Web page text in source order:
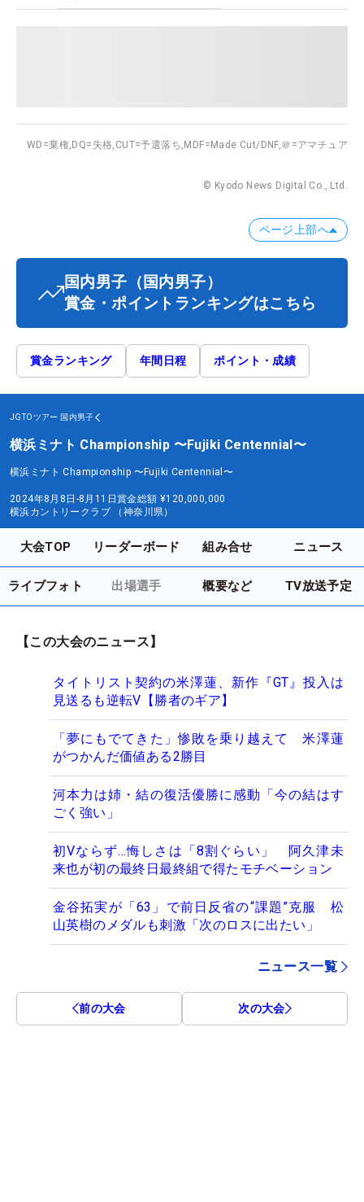
WD=棄権, DQ=失格, CUT=予選落ち, MDF=Made Cut/DNF,＠=アマチュア
© Kyodo News Digital Co., Ltd.
ページ上部へ
国内男子 （国内男子）
賞金・ポイントランキングはこちら
賞金ランキング 年間日程 ポイント・成績
JGTOツアー 国内男子
横浜ミナト Championship 〜Fujiki Centennial〜
横浜ミナト Championship 〜Fujiki Centennial〜
2024年8月8日-8月11日賞金総額 ¥120,000,000
横浜カントリークラブ （神奈川県）
大会TOP リーダーボード 組み合せ ニュース
ライブフォト 出場選手 概要など TV放送予定
【この大会のニュース】
タイトリスト契約の米澤蓮、新作『GT』投入は
見送るも逆転V【勝者のギア】
「夢にもでてきた」惨敗を乗り越えて 米澤蓮
がつかんだ価値ある2勝目
河本力は姉・結の復活優勝に感動「今の結はす
ごく強い」
初Vならず…悔しさは「8割ぐらい」 阿久津未
来也が初の最終日最終組で得たモチベーション
金谷拓実が「63」で前日反省の“課題”克服 松
山英樹のメダルも刺激「次のロスに出たい」
ニュース一覧
前の大会 次の大会